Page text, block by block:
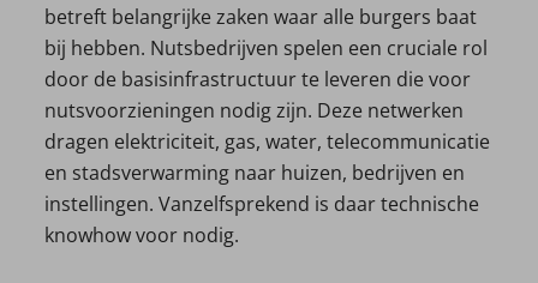
betreft belangrijke zaken waar alle burgers baat
bij hebben. Nutsbedrijven spelen een cruciale rol
door de basisinfrastructuur te leveren die voor
nutsvoorzieningen nodig zijn. Deze netwerken
dragen elektriciteit, gas, water, telecommunicatie
en stadsverwarming naar huizen, bedrijven en
instellingen. Vanzelfsprekend is daar technische
knowhow voor nodig.